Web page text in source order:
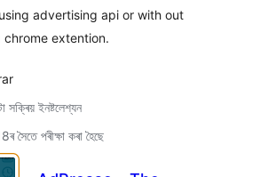
advertising api or with out
chrome extention.
সক্ৰিয় ইনষ্টলেশ্যন
সৈতে পৰীক্ষা কৰা হৈছে